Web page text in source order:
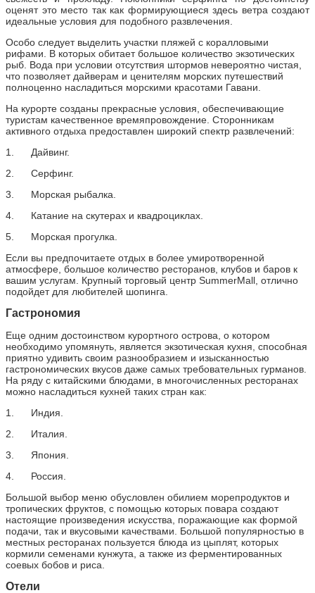
оценят это место так как формирующиеся здесь ветра создают
идеальные условия для подобного развлечения.
Особо следует выделить участки пляжей с коралловыми
рифами. В которых обитает большое количество экзотических
рыб. Вода при условии отсутствия штормов невероятно чистая,
что позволяет дайверам и ценителям морских путешествий
полноценно насладиться морскими красотами Гавани.
На курорте созданы прекрасные условия, обеспечивающие
туристам качественное времяпровождение. Сторонникам
активного отдыха предоставлен широкий спектр развлечений:
1. Дайвинг.
2. Серфинг.
3. Морская рыбалка.
4. Катание на скутерах и квадроциклах.
5. Морская прогулка.
Если вы предпочитаете отдых в более умиротворенной
атмосфере, большое количество ресторанов, клубов и баров к
вашим услугам. Крупный торговый центр SummerMall , отлично
подойдет для любителей шопинга.
Гастрономия
Еще одним достоинством курортного острова, о котором
необходимо упомянуть, является экзотическая кухня, способная
приятно удивить своим разнообразием и изысканностью
гастрономических вкусов даже самых требовательных гурманов.
На ряду с китайскими блюдами, в многочисленных ресторанах
можно насладиться кухней таких стран как:
1. Индия.
2. Италия.
3. Япония.
4. Россия.
Большой выбор меню обусловлен обилием морепродуктов и
тропических фруктов, с помощью которых повара создают
настоящие произведения искусства, поражающие как формой
подачи, так и вкусовыми качествами. Большой популярностью в
местных ресторанах пользуется блюда из цыплят, которых
кормили семенами кунжута, а также из ферментированных
соевых бобов и риса.
Отели